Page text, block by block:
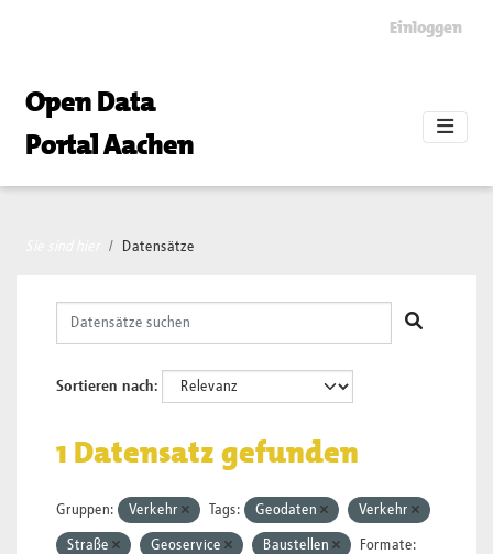
Einloggen
Open Data
Portal Aachen
Datensätze
Sortieren nach
1 Datensatz gefunden
Gruppen: Verkehr Tags: Geodaten Verkehr
Straße Geoservice Baustellen Formate: